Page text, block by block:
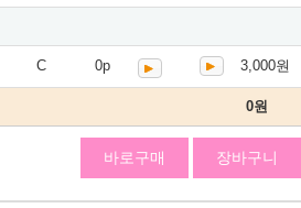
C 0p 3,000원
0원
바로구매 장바구니